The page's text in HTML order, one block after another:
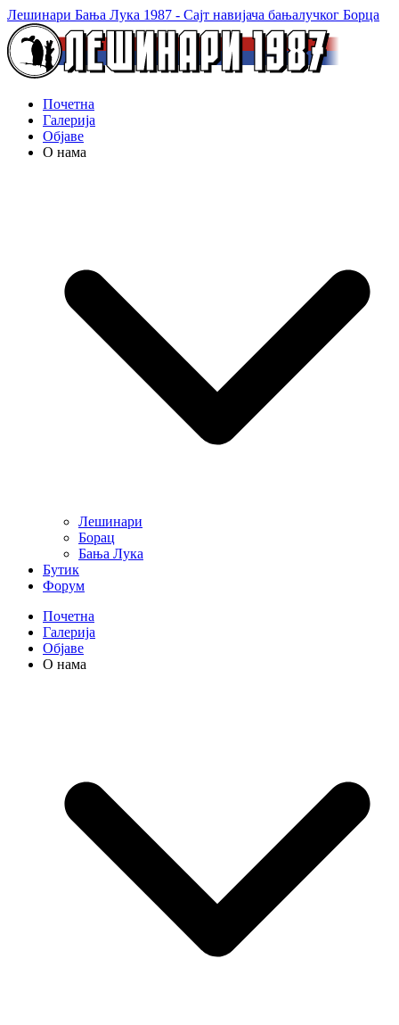
Лешинари Бања Лука 1987 - Сајт навијача бањалучког Борца
Почетна
Галерија
Објаве
О нама
Лешинари
Борац
Бања Лука
Бутик
Форум
Почетна
Галерија
Објаве
О нама